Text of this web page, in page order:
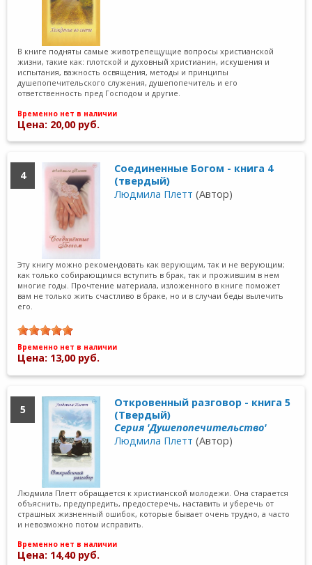
В книге подняты самые животрепещущие вопросы христианской
жизни, такие как: плотской и духовный христианин, искушения и
испытания, важность освящения, методы и принципы
душепопечительского служения, душепопечитель и его
ответственность пред Господом и другие.
Временно нет в наличии
Цена: 20,00 руб.
4
Соединенные Богом - книга 4
(твердый)
Людмила Плетт (Автор)
Эту книгу можно рекомендовать как верующим, так и не верующим;
как только собирающимся вступить в брак, так и прожившим в нем
многие годы. Прочтение материала, изложенного в книге поможет
вам не только жить счастливо в браке, но и в случаи беды вылечить
его.
Временно нет в наличии
Цена: 13,00 руб.
5
Откровенный разговор - книга 5
(Твердый)
Серия 'Душепопечительство'
Людмила Плетт (Автор)
Людмила Плетт обращается к христианской молодежи. Она старается
объяснить, предупредить, предостеречь, наставить и уберечь от
страшных жизненный ошибок, которые бывает очень трудно, а часто
и невозможно потом исправить.
Временно нет в наличии
Цена: 14,40 руб.